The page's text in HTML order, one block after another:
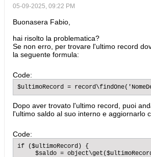
05-09-2025, 09:22 PM
Buonasera Fabio,
hai risolto la problematica?
Se non erro, per trovare l'ultimo record
la seguente formula:
Code:
$ultimoRecord =
Dopo aver trovato l'ultimo record, puoi
l'ultimo saldo al suo interno e aggiornarlo
Code:
if ($ultimoRecord) {
$saldo =